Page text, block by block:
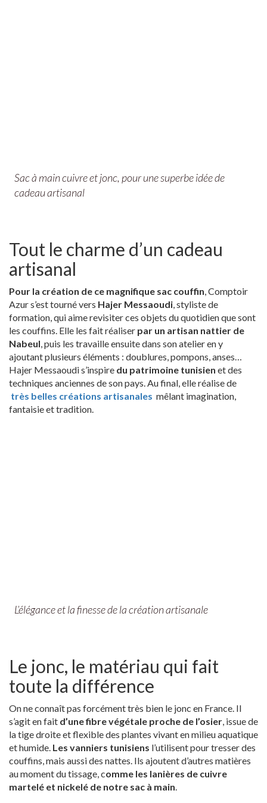
Sac à main cuivre et jonc, pour une superbe idée de
cadeau artisanal
Tout le charme d’un cadeau
artisanal
Pour la création de ce magnifique sac couffin, Comptoir
Azur s’est tourné vers Hajer Messaoudi, styliste de
formation, qui aime revisiter ces objets du quotidien que sont
les couffins. Elle les fait réaliser par un artisan nattier de
Nabeul, puis les travaille ensuite dans son atelier en y
ajoutant plusieurs éléments : doublures, pompons, anses…
Hajer Messaoudi s’inspire du patrimoine tunisien et des
techniques anciennes de son pays. Au final, elle réalise de
très belles créations artisanales mêlant imagination,
fantaisie et tradition.
L’élégance et la finesse de la création artisanale
Le jonc, le matériau qui fait
toute la différence
On ne connaît pas forcément très bien le jonc en France. Il
s’agit en fait d’une fibre végétale proche de l’osier, issue de
la tige droite et flexible des plantes vivant en milieu aquatique
et humide. Les vanniers tunisiens l’utilisent pour tresser des
couffins, mais aussi des nattes. Ils ajoutent d’autres matières
au moment du tissage, comme les lanières de cuivre
martelé et nickelé de notre sac à main.